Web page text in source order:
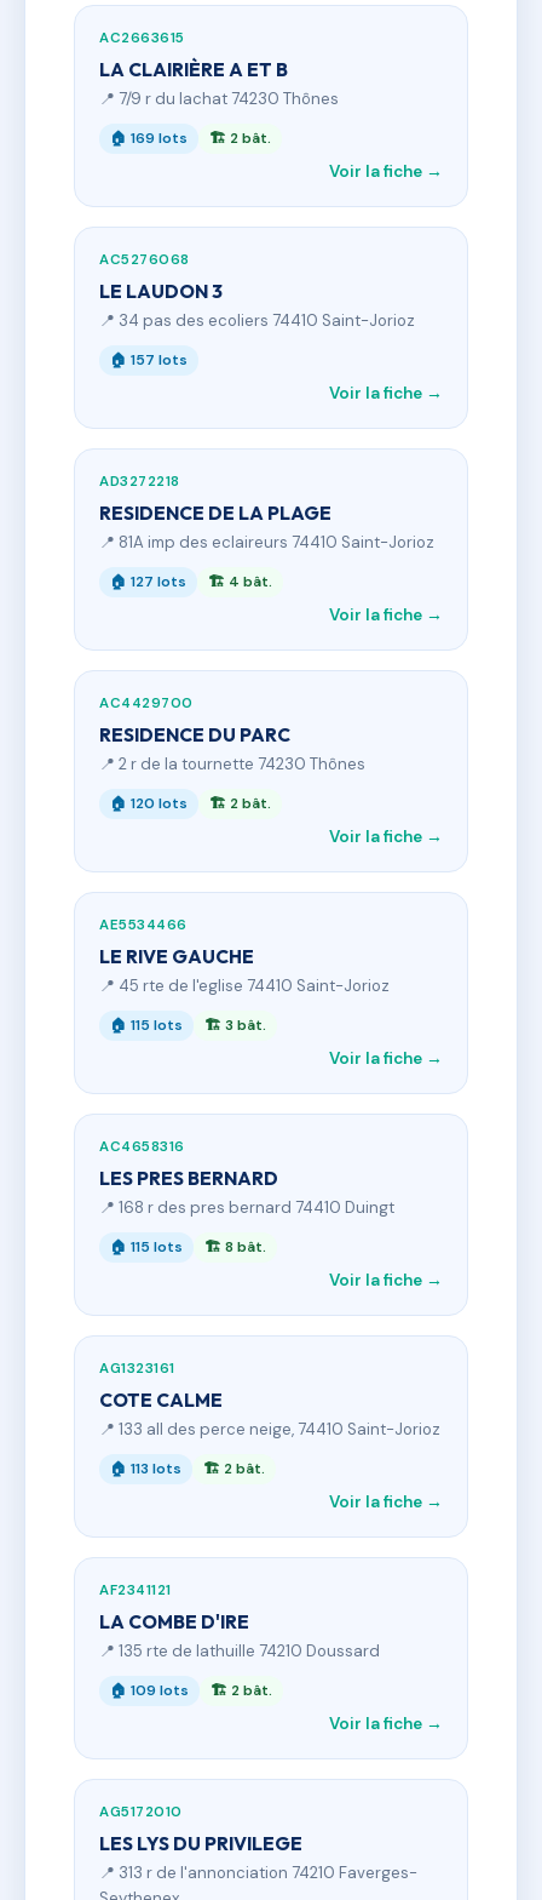
AC2663615
LA CLAIRIÈRE A ET B
📍 7/9 r du lachat 74230 Thônes
🏠 169 lots 🏗 2 bât.
Voir la fiche →
AC5276068
LE LAUDON 3
📍 34 pas des ecoliers 74410 Saint-Jorioz
🏠 157 lots
Voir la fiche →
AD3272218
RESIDENCE DE LA PLAGE
📍 81A imp des eclaireurs 74410 Saint-Jorioz
🏠 127 lots 🏗 4 bât.
Voir la fiche →
AC4429700
RESIDENCE DU PARC
📍 2 r de la tournette 74230 Thônes
🏠 120 lots 🏗 2 bât.
Voir la fiche →
AE5534466
LE RIVE GAUCHE
📍 45 rte de l'eglise 74410 Saint-Jorioz
🏠 115 lots 🏗 3 bât.
Voir la fiche →
AC4658316
LES PRES BERNARD
📍 168 r des pres bernard 74410 Duingt
🏠 115 lots 🏗 8 bât.
Voir la fiche →
AG1323161
COTE CALME
📍 133 all des perce neige, 74410 Saint-Jorioz
🏠 113 lots 🏗 2 bât.
Voir la fiche →
AF2341121
LA COMBE D'IRE
📍 135 rte de lathuille 74210 Doussard
🏠 109 lots 🏗 2 bât.
Voir la fiche →
AG5172010
LES LYS DU PRIVILEGE
📍 313 r de l'annonciation 74210 Faverges-